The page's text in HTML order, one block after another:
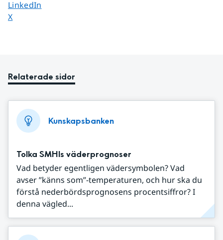
Dela sidan på
LinkedIn
Dela sidan på
X
Relaterade sidor
Kunskapsbanken
Tolka SMHIs väderprognoser
Vad betyder egentligen vädersymbolen? Vad
avser ”känns som”-temperaturen, och hur ska du
förstå nederbördsprognosens procentsiffror? I
denna vägled...